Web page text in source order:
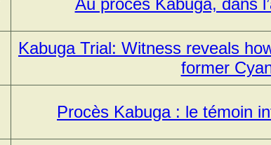
Kabuga Trial: Witness reveals
former
Procès Kabuga : le témoin